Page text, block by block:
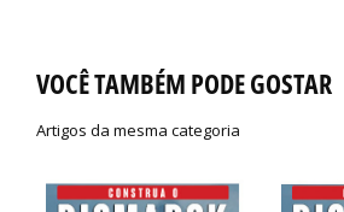
VOCÊ TAMBÉM PODE GOSTAR
Artigos da mesma categoria